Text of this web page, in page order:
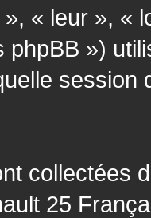
« leur », «
phpBB »)
collectées
25